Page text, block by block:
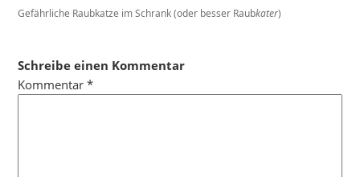
Gefährliche Raubkatze im Schrank (oder besser Raubkater)
Schreibe einen Kommentar
Kommentar*